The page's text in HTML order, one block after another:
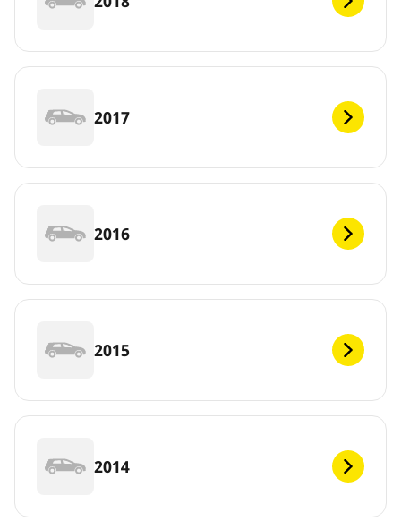
2017
2016
2015
2014